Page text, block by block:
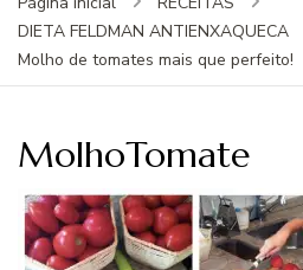
DIETA FELDMAN ANTIENXAQUECA
Molho de tomates mais que perfeito!
MolhoTomate